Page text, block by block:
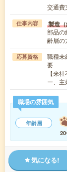
交通費
仕事内容 製造
部品の
齢層の
応募資格
職種未
要
【来
ー、
職場の雰囲気
年齢層
気になる!